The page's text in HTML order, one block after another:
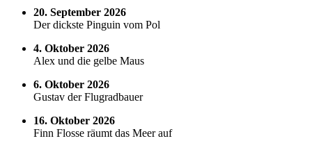
20. September 2026
Der dickste Pinguin vom Pol
4. Oktober 2026
Alex und die gelbe Maus
6. Oktober 2026
Gustav der Flugradbauer
16. Oktober 2026
Finn Flosse räumt das Meer auf